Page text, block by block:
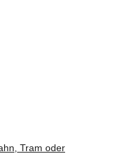
Tram oder